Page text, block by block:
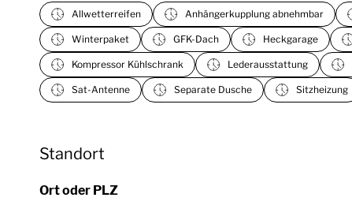
Allwetterreifen Anhängerkupplung abnehmbar
Winterpaket GFK-Dach Heckgarage
Kompressor Kühlschrank Lederausstattung
Sat-Antenne Separate Dusche Sitzheizung
Standort
Ort oder PLZ